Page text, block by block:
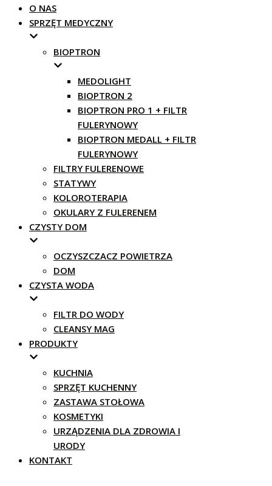
O NAS
SPRZĘT MEDYCZNY
BIOPTRON
MEDOLIGHT
BIOPTRON 2
BIOPTRON PRO 1 + FILTR
FULERYNOWY
BIOPTRON MEDALL + FILTR
FULERYNOWY
FILTRY FULERENOWE
STATYWY
KOLOROTERAPIA
OKULARY Z FULERENEM
CZYSTY DOM
OCZYSZCZACZ POWIETRZA
DOM
CZYSTA WODA
FILTR DO WODY
CLEANSY MAG
PRODUKTY
KUCHNIA
SPRZĘT KUCHENNY
ZASTAWA STOŁOWA
KOSMETYKI
URZĄDZENIA DLA ZDROWIA I
URODY
KONTAKT